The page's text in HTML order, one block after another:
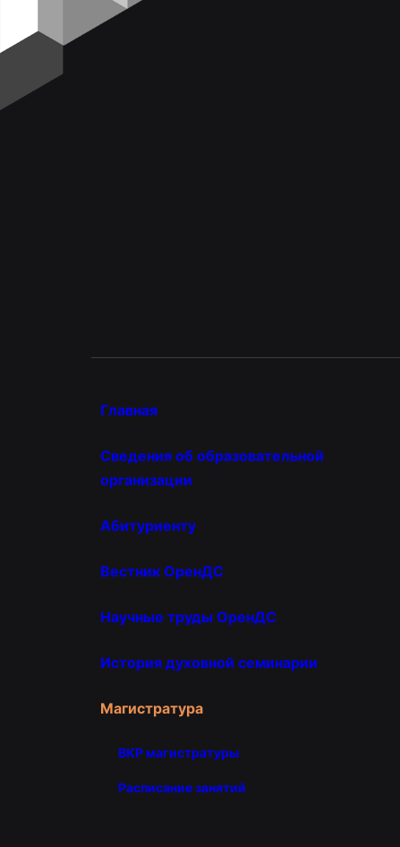
Главная
Сведения об образовательной
организации
Абитуриенту
Вестник ОренДС
Научные труды ОренДС
История духовной семинарии
Магистратура
ВКР магистратуры
Расписание занятий